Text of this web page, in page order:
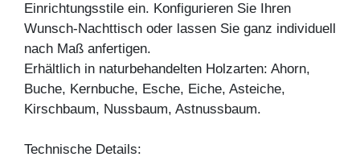
Einrichtungsstile ein. Konfigurieren Sie Ihren
Wunsch-Nachttisch oder lassen Sie ganz individuell
nach Maß anfertigen.
Erhältlich in naturbehandelten Holzarten: Ahorn,
Buche, Kernbuche, Esche, Eiche, Asteiche,
Kirschbaum, Nussbaum, Astnussbaum.
Technische Details: